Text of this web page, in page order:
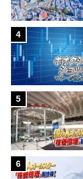
4
5
6